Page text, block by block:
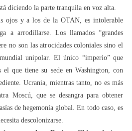
diciendo la parte tranquila en voz alta.
ojos y a los de la OTAN, es intolerable
a arrodillarse. Los llamados “grandes
no son las atrocidades coloniales sino el
unipolar. El único “imperio” que
que tiene su sede en Washington, con
Ucrania, mientras tanto, no es más
Moscú, que se desangra para obtener
de hegemonía global. En todo caso, es
descolonizarse.